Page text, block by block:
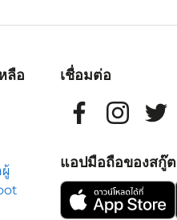
ลือ
เชื่อมต่อ
แอปมือถือของสกู๊ต